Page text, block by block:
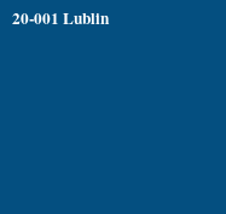
20-001 Lublin